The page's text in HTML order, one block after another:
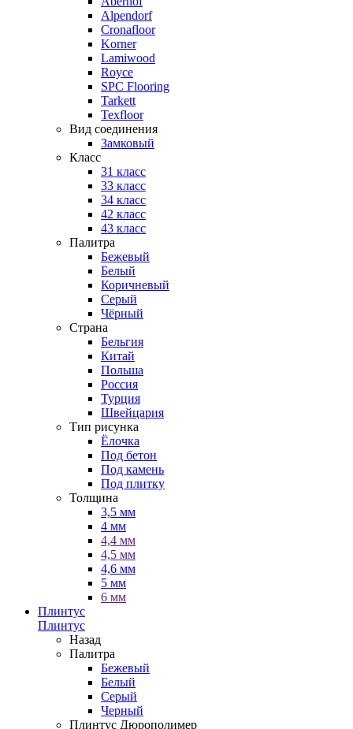
Alpendorf
Cronafloor
Korner
Lamiwood
Royce
SPC Flooring
Tarkett
Texfloor
Вид соединения
Замковый
Класс
31 класс
33 класс
34 класс
42 класс
43 класс
Палитра
Бежевый
Белый
Коричневый
Серый
Чёрный
Страна
Бельгия
Китай
Польша
Россия
Турция
Швейцария
Тип рисунка
Ёлочка
Под бетон
Под камень
Под плитку
Толщина
3,5 мм
4 мм
4,4 мм
4,5 мм
4,6 мм
5 мм
6 мм
Плинтус
Плинтус
Назад
Палитра
Бежевый
Белый
Серый
Черный
Плинтус Дюрополимер